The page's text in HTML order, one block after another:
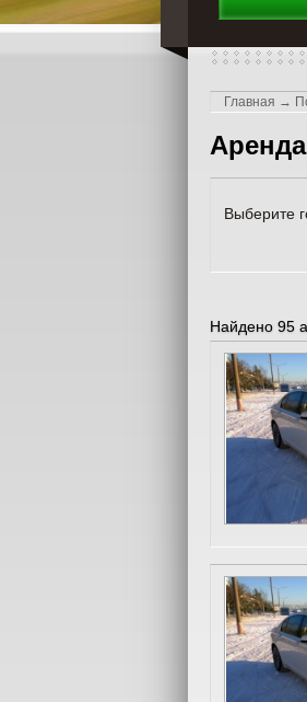
Главная →
Выберите
Найдено 95